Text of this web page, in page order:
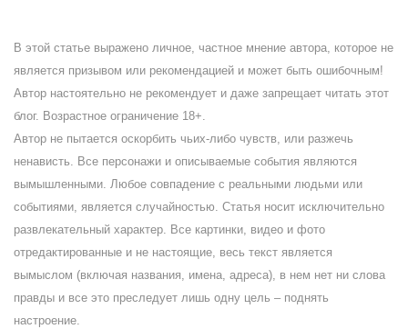
В этой статье выражено личное, частное мнение автора, которое не
является призывом или рекомендацией и может быть ошибочным!
Автор настоятельно не рекомендует и даже запрещает читать этот
блог. Возрастное ограничение 18+.
Автор не пытается оскорбить чьих-либо чувств, или разжечь
ненависть. Все персонажи и описываемые события являются
вымышленными. Любое совпадение с реальными людьми или
событиями, является случайностью. Статья носит исключительно
развлекательный характер. Все картинки, видео и фото
отредактированные и не настоящие, весь текст является
вымыслом (включая названия, имена, адреса), в нем нет ни слова
правды и все это преследует лишь одну цель – поднять
настроение.